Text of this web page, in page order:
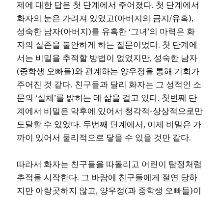
제에 대한 답은 첫 단계에서 주어졌다. 첫 단계에서
화자의 눈은 가려져 있었고(아버지의 금지/유혹),
성숙한 남자(아버지)를 유혹한 ‘그녀’의 마력은 화
자의 실존을 불안하게 하는 질문이었다. 첫 단계에
서는 비밀을 추적할 방법이 없었지만, 성숙한 남자
(중학생 오빠들)와 관계하는 양우정을 통해 기회가
주어진 것 같다. 친구들과 달리 화자는 그 성적인 소
문의 ‘실체’를 밝히는 데 삶을 걸고 있다. 첫번째 단
계에서 비밀은 막후에 있어서 청각적-상상적으로만
도달할 수 있었다. 두번째 단계에서, 이제 비밀은 가
까이 있어서 물리적으로 닿을 수 있을 것만 같다.
따라서 화자는 친구들을 따돌리고 어린이 탐정처럼
추적을 시작한다. 그 바람에 친구들에게 절연 당하
지만 아랑곳하지 않고, 양우정(과 중학생 오빠들)이